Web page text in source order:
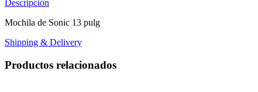
Descripción
Mochila de Sonic 13 pulg
Shipping & Delivery
Productos relacionados